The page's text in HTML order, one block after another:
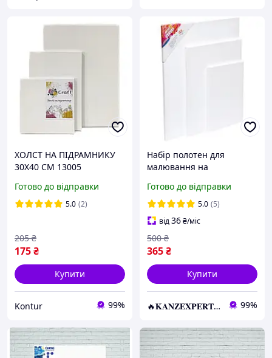
ХОЛСТ НА ПІДРАМНИКУ
30Х40 СМ 13005
Готово до відправки
5.0 (2)
175₴
205 ₴
Купити
Kontur 99%
Набір полотен для
малювання на
ґрунтовані, бавовна
(20х30, 30х40, 40х50) KNZ
Готово до відправки
5.0 (5)
від36₴/міс
365₴
500 ₴
Купити
🔥𝐊𝐀𝐍𝐙𝐄𝐗𝐏𝐄𝐑𝐓.com.ua🔥 99%